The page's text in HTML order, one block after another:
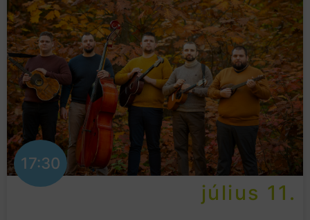
17:30
július 11.